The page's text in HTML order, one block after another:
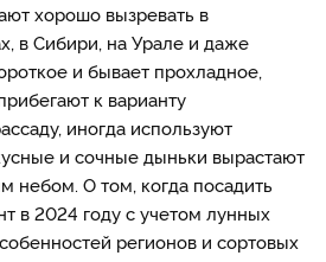
хорошо вызревать в
в Сибири, на Урале и даже
и бывает прохладное,
к варианту
иногда используют
и сочные дыньки вырастают
небом. О том, когда посадить
в 2024 году с учетом лунных
регионов и сортовых